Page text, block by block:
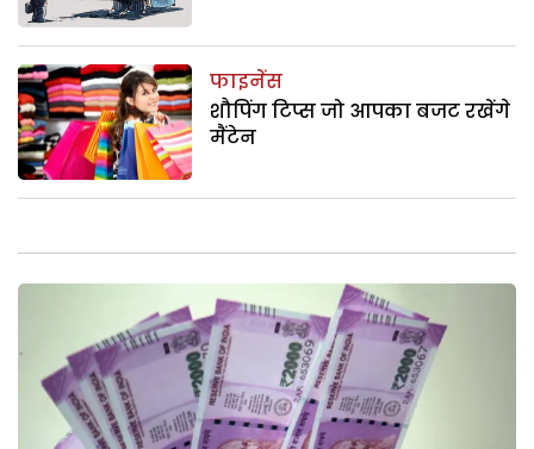
फाइनेंस
शौपिंग टिप्स जो आपका बजट रखेंगे
मैंटेन